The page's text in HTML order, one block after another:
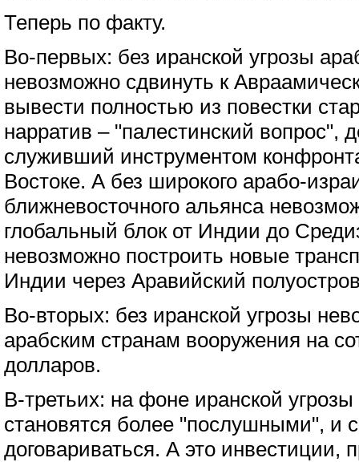
Теперь по факту.
Во-первых: без иранской угрозы
невозможно сдвинуть к
вывести полностью из повестки
нарратив – "палестинский вопрос",
служивший инструментом
Востоке. А без широкого арабо-
ближневосточного альянса
глобальный блок от Индии до
невозможно построить новые
Индии через Аравийский
Во-вторых: без иранской угрозы
арабским странам вооружения на
долларов.
В-третьих: на фоне иранской
становятся более "послушными", и
договариваться. А это